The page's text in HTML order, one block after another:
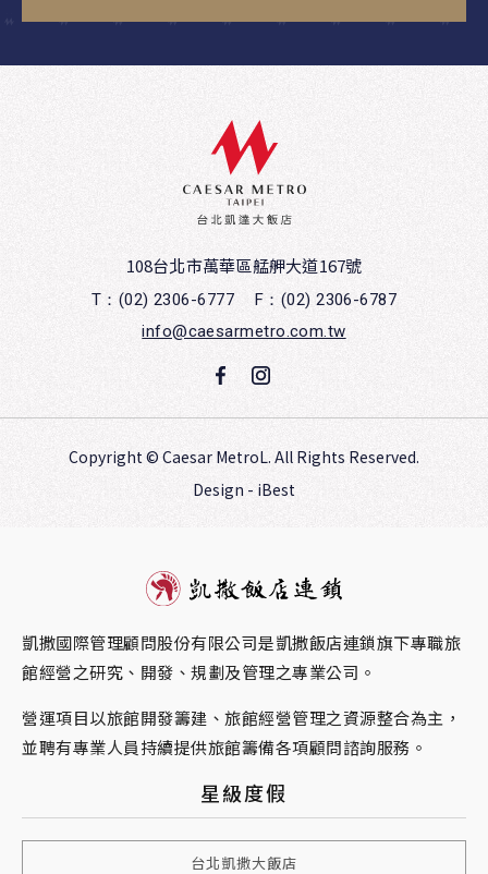
108台北市萬華區艋舺大道167號
T：(02) 2306-6777
F：(02) 2306-6787
info@caesarmetro.com.tw
Copyright © Caesar MetroL. All Rights Reserved.
Design - iBest
凱撒國際管理顧問股份有限公司是凱撒飯店連鎖旗下專職旅
館經營之研究、開發、規劃及管理之專業公司。
營運項目以旅館開發籌建、旅館經營管理之資源整合為主，
並聘有專業人員持續提供旅館籌備各項顧問諮詢服務。
星級度假
台北凱撒大飯店